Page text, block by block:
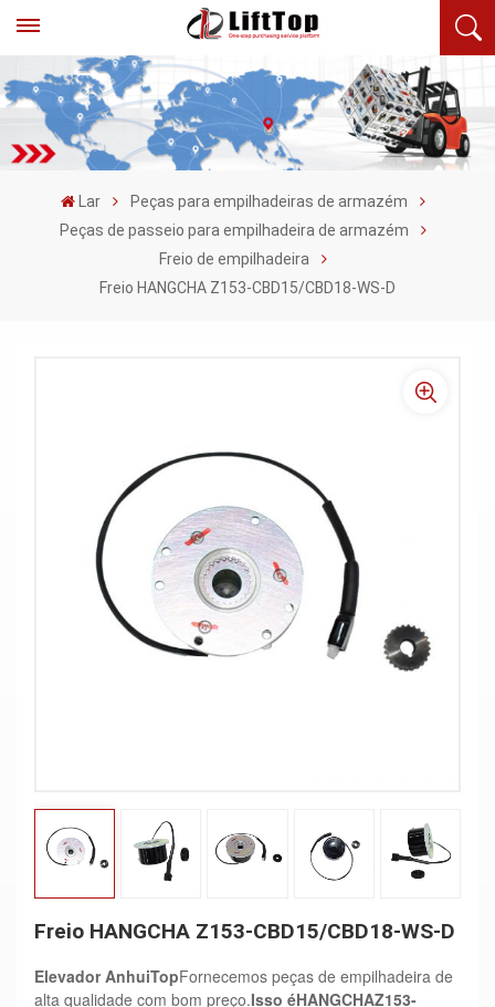
Lar
Peças para empilhadeiras de armazém
Peças de passeio para empilhadeira de armazém
Freio de empilhadeira
Freio HANGCHA Z153-CBD15/CBD18-WS-D
Freio HANGCHA Z153-CBD15/CBD18-WS-D
Elevador AnhuiTopFornecemos peças de empilhadeira de
alta qualidade com bom preço.Isso éHANGCHAZ153-